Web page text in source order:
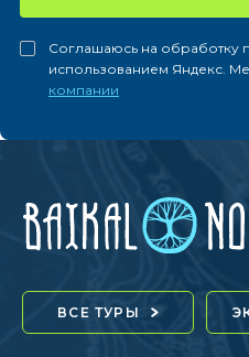
Соглашаюсь на обработку
использованием Яндекс.
компании
ВСЕ ТУРЫ